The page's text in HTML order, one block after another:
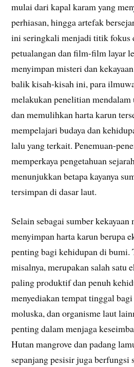
mulai dari kapal karam yang
perhiasan, hingga artefak
ini seringkali menjadi titik fokus
petualangan dan film-film layar
menyimpan misteri dan
balik kisah-kisah ini, para
melakukan penelitian
dan memulihkan harta karun
mempelajari budaya dan
lalu yang terkait. Penemuan-
memperkaya pengetahuan
menunjukkan betapa kayanya
tersimpan di dasar laut.
Selain sebagai sumber
menyimpan harta karun berupa
penting bagi kehidupan di bumi.
misalnya, merupakan salah satu
paling produktif dan penuh
menyediakan tempat tinggal
moluska, dan organisme laut
penting dalam menjaga
Hutan mangrove dan padang
sepanjang pesisir juga berfungsi